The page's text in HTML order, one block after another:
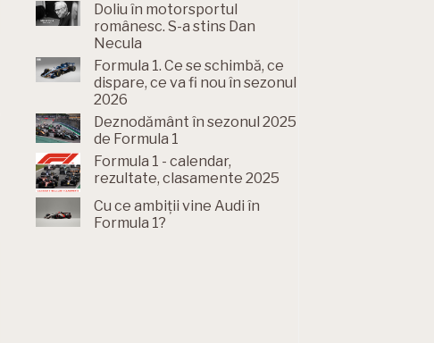
Doliu în motorsportul
românesc. S-a stins Dan
Necula
Formula 1. Ce se schimbă, ce
dispare, ce va fi nou în sezonul
2026
Deznodământ în sezonul 2025
de Formula 1
Formula 1 - calendar,
rezultate, clasamente 2025
Cu ce ambiții vine Audi în
Formula 1?